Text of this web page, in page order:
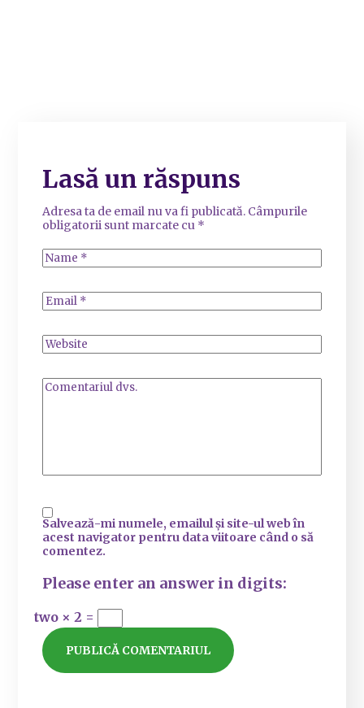
Lasă un răspuns
Adresa ta de email nu va fi publicată. Câmpurile
obligatorii sunt marcate cu *
Salvează-mi numele, emailul și site-ul web în
acest navigator pentru data viitoare când o să
comentez.
Please enter an answer in digits:
two × 2 =